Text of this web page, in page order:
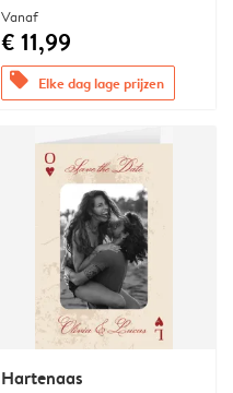
Vanaf
€ 11,99
offers Elke dag lage prijzen
Hartenaas